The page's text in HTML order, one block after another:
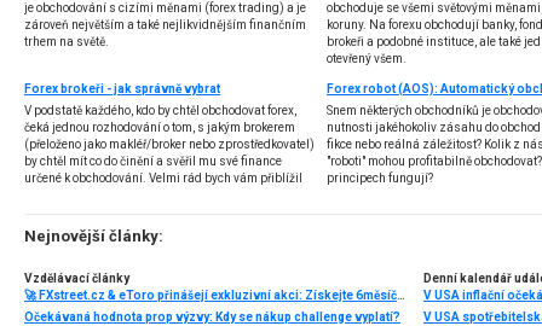
je obchodování s cizími měnami (forex trading) a je
zároveň největším a také nejlikvidnějším finančním
trhem na světě.
obchoduje se všemi světovými
koruny. Na forexu obchodují banky,
brokeři a podobné instituce, ale také
otevřený všem.
Forex brokeři - jak správně vybrat
V podstatě každého, kdo by chtěl obchodovat forex,
čeká jednou rozhodování o tom, s jakým brokerem
(přeloženo jako makléř/broker nebo zprostředkovatel)
by chtěl mít co do činění a svěřil mu své finance
určené k obchodování. Velmi rád bych vám přiblížil
několik příkladů nejznámějších z nich.
Snem některých obchodníků je
nutnosti jakéhokoliv zásahu do
fikce nebo reálná záležitost? Kolik z
"roboti" mohou profitabilně
principech fungují?
Nejnovější články:
Vzdělávací články
🚀 FXstreet.cz & eToro přinášejí exkluzivní akci: Získejte 6měsíční členství ve VIP zóně ZDARMA
Očekávaná hodnota prop výzvy: Kdy se nákup challenge vyplatí?
Denní kalendář
V USA inflační
V USA